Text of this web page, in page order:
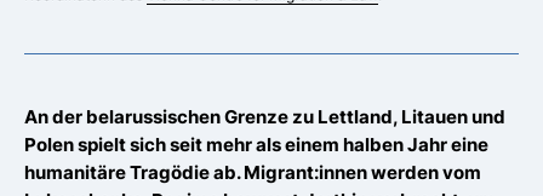
An der belarussischen Grenze zu Lettland, Litauen und
Polen spielt sich seit mehr als einem halben Jahr eine
humanitäre Tragödie ab. Migrant:innen werden vom